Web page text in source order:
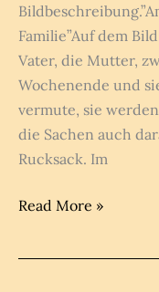
Familie”Auf dem
Vater, die Mutter,
Wochenende und
vermute, sie
die Sachen auch
Rucksack. Im
Familie
Read More »